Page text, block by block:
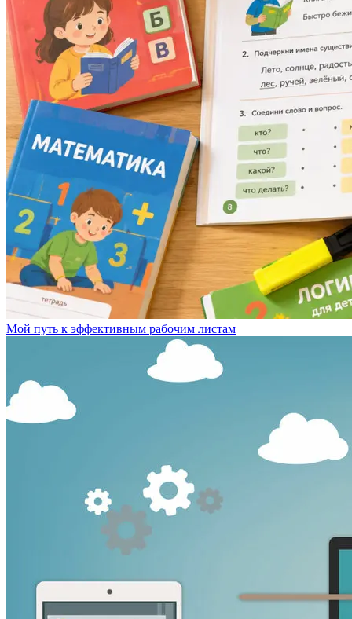
Мой путь к эффективным рабочим листам